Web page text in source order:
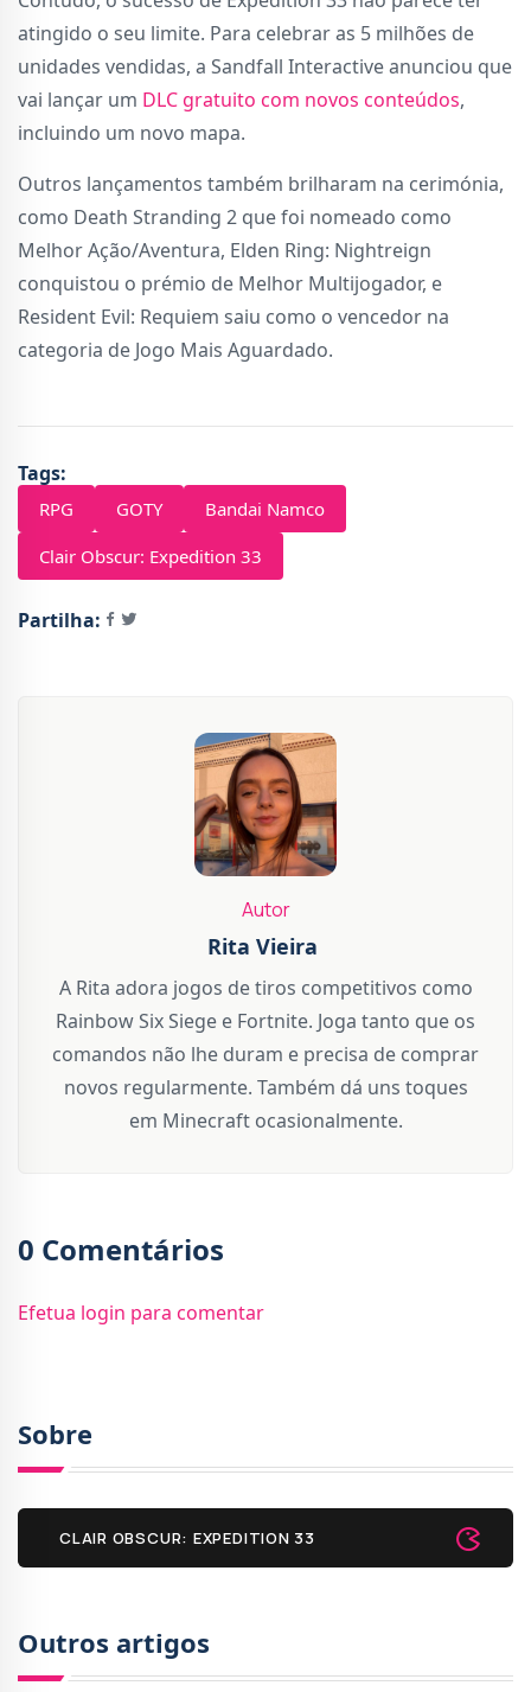
atingido o seu limite. Para celebrar as 5 milhões de
unidades vendidas, a Sandfall Interactive anunciou que
vai lançar um DLC gratuito com novos conteúdos,
incluindo um novo mapa.
Outros lançamentos também brilharam na cerimónia,
como Death Stranding 2 que foi nomeado como
Melhor Ação/Aventura, Elden Ring: Nightreign
conquistou o prémio de Melhor Multijogador, e
Resident Evil: Requiem saiu como o vencedor na
categoria de Jogo Mais Aguardado.
Tags:
RPG GOTY
Bandai Namco
Clair Obscur: Expedition 33
Partilha:
Autor
Rita Vieira
A Rita adora jogos de tiros competitivos como
Rainbow Six Siege e Fortnite. Joga tanto que os
comandos não lhe duram e precisa de comprar
novos regularmente. Também dá uns toques
em Minecraft ocasionalmente.
0 Comentários
Efetua login para comentar
Sobre
CLAIR OBSCUR: EXPEDITION 33
Outros artigos